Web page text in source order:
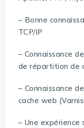
– Bonne
TCP/IP
– Connaissance
de répartition de
– Connaissance
cache web
– Une